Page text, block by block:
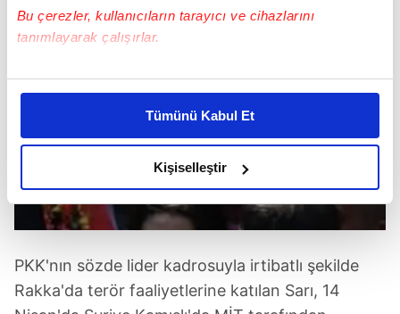
Bu çerezler, kullanıcıların tarayıcı ve cihazlarını
tanımlayarak çalışırlar.
Bu çerezlere izin vermeniz halinde sizlere özel
daha iyi reklam deneyimi yaşatabiliriz. Bunu yaparken
amacımızın size daha iyi bir reklam deneyimi sunmak
olduğunu ve sizlere en iyi içerikleri sunabilmek adına
elimizden gelen çabayı gösterdiğimizi ve bu noktada,
reklamların maliyetlerimizi karşılamak noktasında tek gelir
kalemimiz olduğunu sizlere hatırlatmak isteriz.
Her halükârda, kullanıcılar, bu çerezlere izin vermedikleri
takdirde, kullanıcılara hedefli reklamlar
Tümünü Kabul Et
Kişiselleştir
PKK'nın sözde lider kadrosuyla irtibatlı şekilde
Rakka'da terör faaliyetlerine katılan Sarı, 14